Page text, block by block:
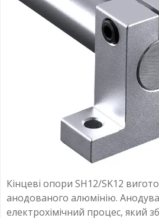
Кінцеві опори SH12/SK12
анодованого алюмінію.
електрохімічний процес, який